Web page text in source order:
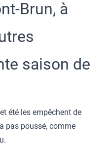
Brun, à
saison de
été les empêchent de
pas poussé, comme